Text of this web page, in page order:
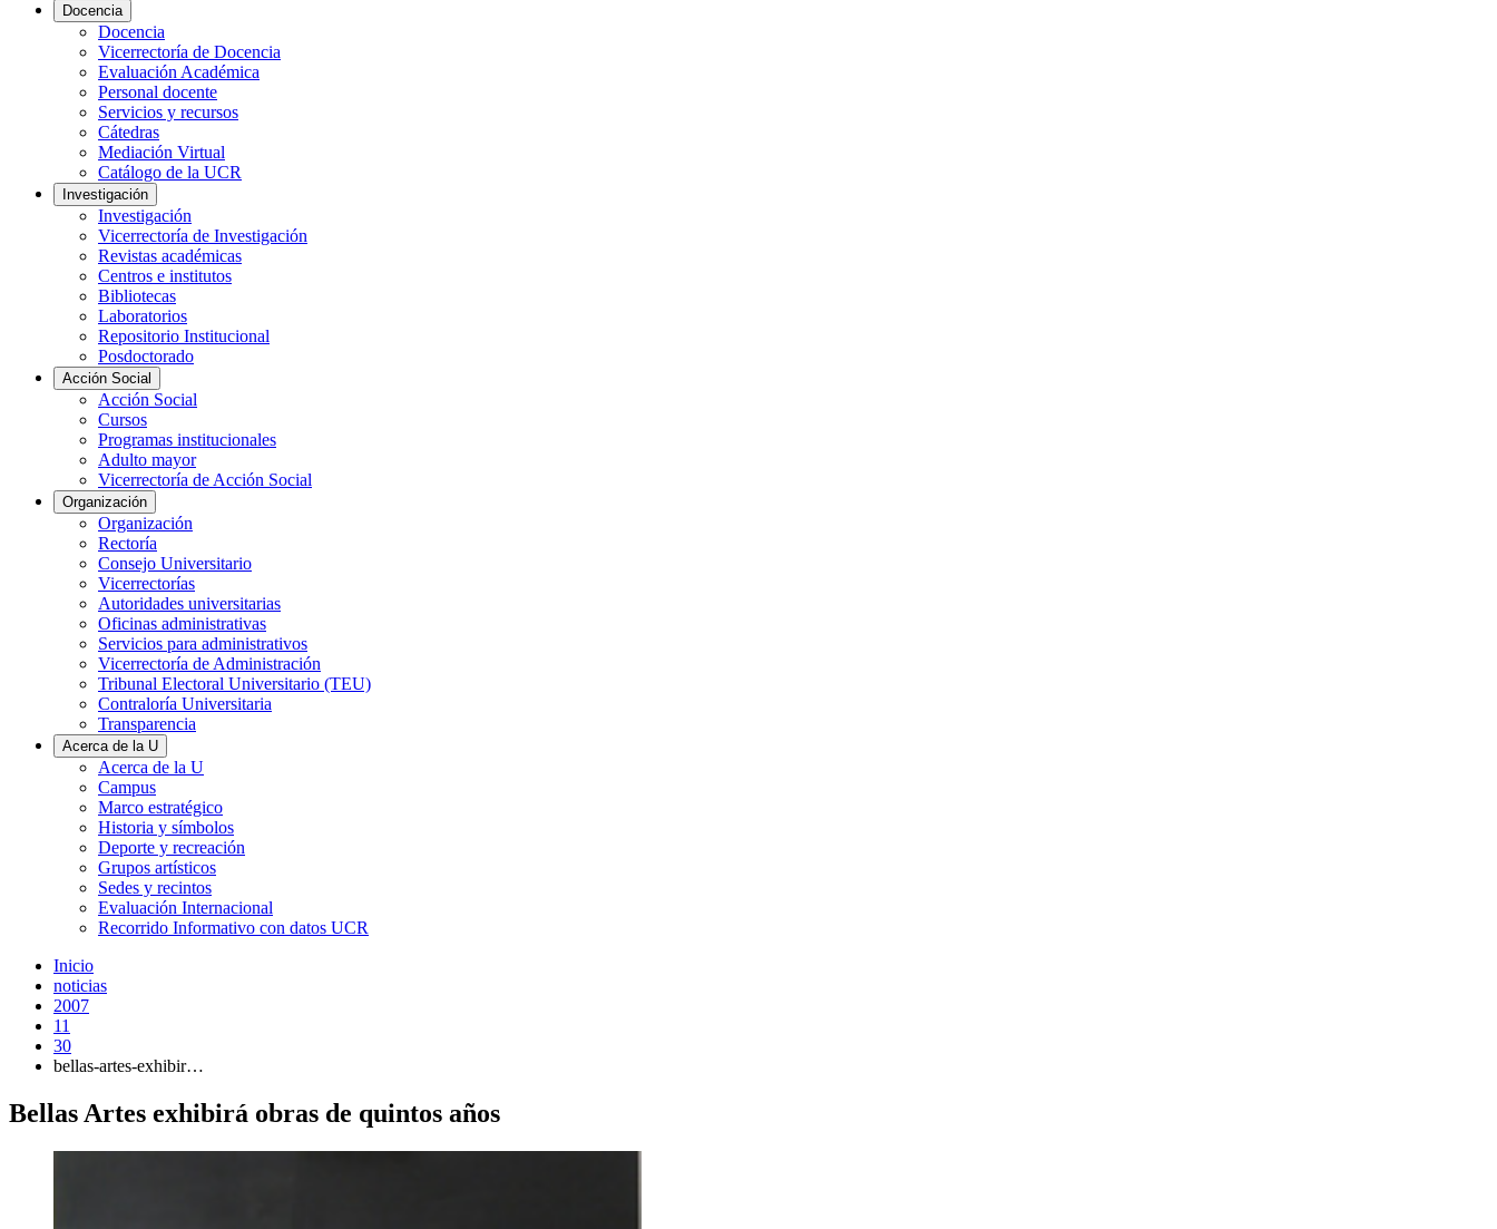
Docencia
Docencia
Vicerrectoría de Docencia
Evaluación Académica
Personal docente
Servicios y recursos
Cátedras
Mediación Virtual
Catálogo de la UCR
Investigación
Investigación
Vicerrectoría de Investigación
Revistas académicas
Centros e institutos
Bibliotecas
Laboratorios
Repositorio Institucional
Posdoctorado
Acción Social
Acción Social
Cursos
Programas institucionales
Adulto mayor
Vicerrectoría de Acción Social
Organización
Organización
Rectoría
Consejo Universitario
Vicerrectorías
Autoridades universitarias
Oficinas administrativas
Servicios para administrativos
Vicerrectoría de Administración
Tribunal Electoral Universitario (TEU)
Contraloría Universitaria
Transparencia
Acerca de la U
Acerca de la U
Campus
Marco estratégico
Historia y símbolos
Deporte y recreación
Grupos artísticos
Sedes y recintos
Evaluación Internacional
Recorrido Informativo con datos UCR
Inicio
noticias
2007
11
30
bellas-artes-exhibir…
Bellas Artes exhibirá obras de quintos años